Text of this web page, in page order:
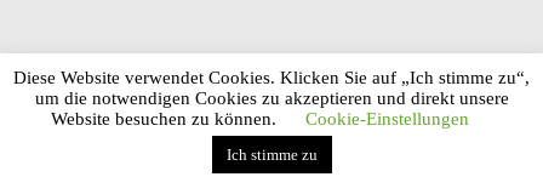
Diese Website verwendet Cookies. Klicken Sie auf „Ich stimme zu“,
um die notwendigen Cookies zu akzeptieren und direkt unsere
Website besuchen zu können.
Cookie-Einstellungen
Ich stimme zu